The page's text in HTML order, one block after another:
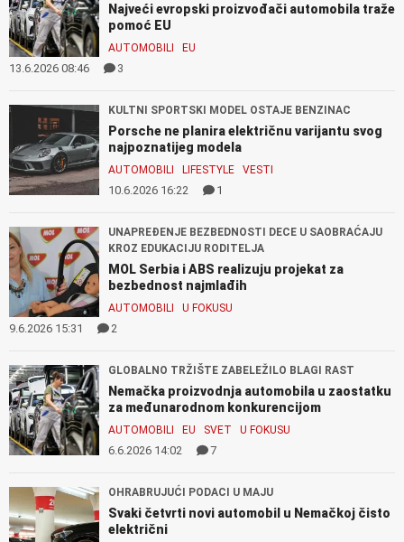
Najveći evropski proizvođači automobila traže
pomoć EU
AUTOMOBILI EU
13.6.2026 08:46 3
KULTNI SPORTSKI MODEL OSTAJE BENZINAC
Porsche ne planira električnu varijantu svog
najpoznatijeg modela
AUTOMOBILI LIFESTYLE VESTI
10.6.2026 16:22 1
UNAPREĐENJE BEZBEDNOSTI DECE U SAOBRAĆAJU
KROZ EDUKACIJU RODITELJA
MOL Serbia i ABS realizuju projekat za
bezbednost najmlađih
AUTOMOBILI U FOKUSU
9.6.2026 15:31 2
GLOBALNO TRŽIŠTE ZABELEŽILO BLAGI RAST
Nemačka proizvodnja automobila u zaostatku
za međunarodnom konkurencijom
AUTOMOBILI EU SVET U FOKUSU
6.6.2026 14:02 7
OHRABRUJUĆI PODACI U MAJU
Svaki četvrti novi automobil u Nemačkoj čisto
električni